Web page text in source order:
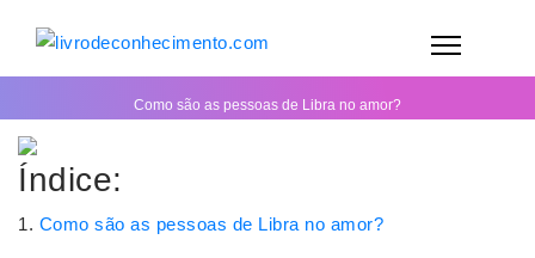
Como são as pessoas de Libra no amor?
Índice:
Como são as pessoas de Libra no amor?